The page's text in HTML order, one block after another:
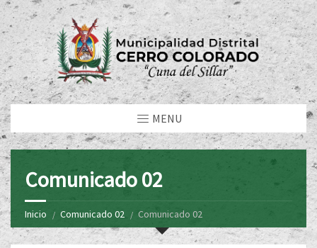
MENU
Comunicado 02
Inicio Comunicado 02 Comunicado 02